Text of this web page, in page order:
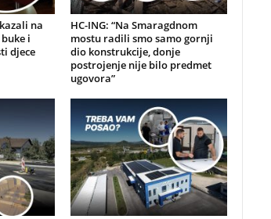
na
i
djece
HC-ING: “Na Smaragdnom
mostu radili smo samo gornji
dio konstrukcije, donje
postrojenje nije bilo predmet
ugovora”